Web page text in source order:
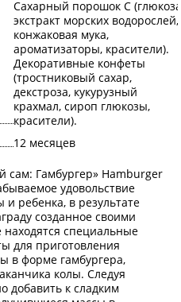
Сахарный порошок С
экстракт морских водорослей,
конжаковая мука,
ароматизаторы, красители).
Декоративные конфеты
(тростниковый сахар,
декстроза, кукурузный
крахмал, сироп глюкозы,
красители).
12 месяцев
сам: Гамбургер» Hamburger
удовольствие
и ребенка, в результате
созданное своими
находятся специальные
для приготовления
в форме гамбургера,
колы. Следуя
добавить к сладким